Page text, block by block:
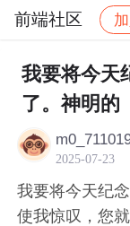
前端社区
社区 前端社
我要将今天
了。神明的
2025-07-23
我要将今天纪
使我惊叹，您